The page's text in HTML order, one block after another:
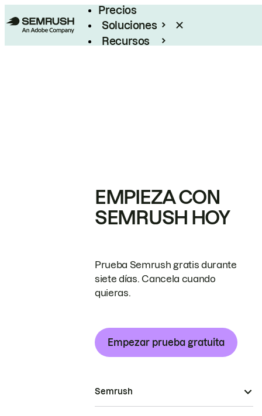
Precios
Soluciones
Recursos
EMPIEZA CON
SEMRUSH HOY
Prueba Semrush gratis durante
siete días. Cancela cuando
quieras.
Empezar prueba gratuita
Semrush